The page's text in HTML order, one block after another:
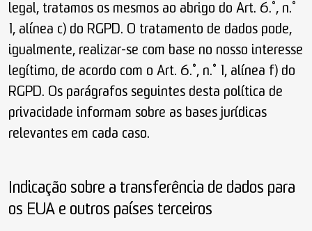
legal, tratamos os mesmos ao abrigo do Art. 6.º, n.º
1, alínea c) do RGPD. O tratamento de dados pode,
igualmente, realizar-se com base no nosso interesse
legítimo, de acordo com o Art. 6.º, n.º 1, alínea f) do
RGPD. Os parágrafos seguintes desta política de
privacidade informam sobre as bases jurídicas
relevantes em cada caso.
Indicação sobre a transferência de dados para
os EUA e outros países terceiros